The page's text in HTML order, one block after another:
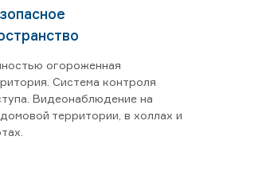
огороженная
Система контроля
Видеонаблюдение на
территории, в холлах и